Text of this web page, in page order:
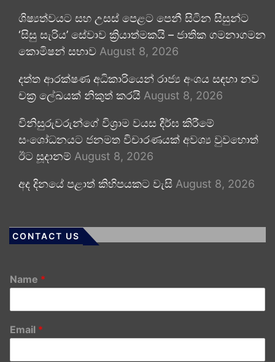
ශිෂ්‍යත්වයට සහ උසස් පෙළට පෙනී සිටින සිසුන්ට
‘සිසු සැරිය’ සේවාව ක්‍රියාත්මකයි – ජාතික ගමනාගමන
කොමිෂන් සභාව August 8, 2026
දත්ත ආරක්ෂණ අධිකාරියෙන් රාජ්‍ය අංශය සඳහා නව
චක්‍ර ලේඛයක් නිකුත් කරයි August 8, 2026
විනිසුරුවරුන්ගේ විශ්‍රාම වයස දීර්ඝ කිරීමේ
සංශෝධනයට ජනමත විචාරණයක් අවශ්‍ය වුවහොත්
ඊට සූදානම් August 8, 2026
අද දිනයේ පළාත් කිහිපයකට වැසි August 8, 2026
CONTACT US
Name *
Email *